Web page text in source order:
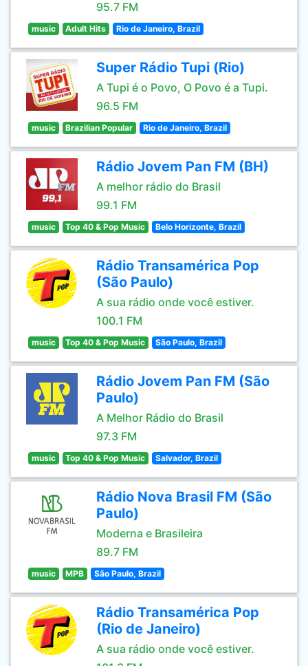
95.7 FM
music Adult Hits Rio de Janeiro, Brazil
Super Rádio Tupi (Rio)
A Tupi é o Povo, O Povo é a Tupi.
96.5 FM
music Brazilian Popular Rio de Janeiro, Brazil
Rádio Jovem Pan FM (BH)
A melhor rádio do Brasil
99.1 FM
music Top 40 & Pop Music Belo Horizonte, Brazil
Rádio Transamérica Pop
(São Paulo)
A sua rádio onde você estiver.
100.1 FM
music Top 40 & Pop Music São Paulo, Brazil
Rádio Jovem Pan FM (São
Paulo)
A Melhor Rádio do Brasil
97.3 FM
music Top 40 & Pop Music Salvador, Brazil
Rádio Nova Brasil FM (São
Paulo)
Moderna e Brasileira
89.7 FM
music MPB São Paulo, Brazil
Rádio Transamérica Pop
(Rio de Janeiro)
A sua rádio onde você estiver.